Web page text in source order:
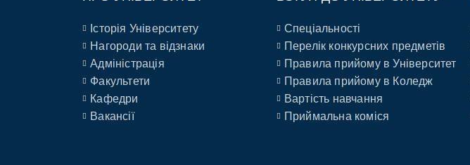
Історія Університету
Нагороди та відзнаки
Адміністрація
Факультети
Кафедри
Вакансії
Спеціальності
Перелік конкурсних предметів
Правила прийому в Університет
Правила прийому в Коледж
Вартість навчання
Приймальна коміся